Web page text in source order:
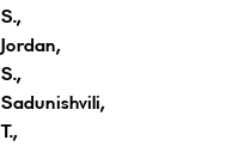
S.,
Jordan,
S.,
Sadunishvili,
T.,